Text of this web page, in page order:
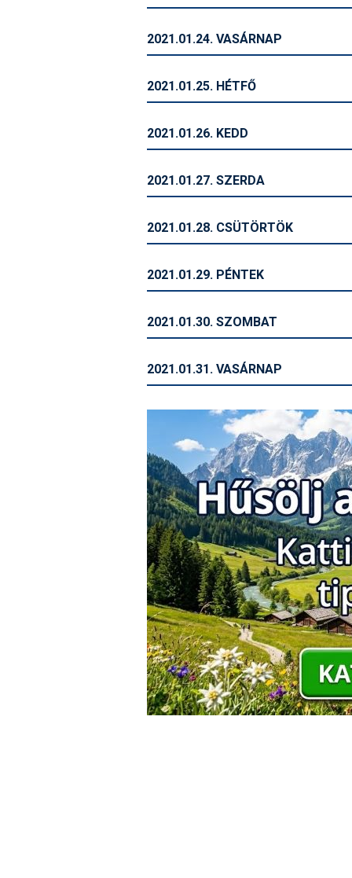
2021.01.24. VASÁRNAP
2021.01.25. HÉTFŐ
2021.01.26. KEDD
2021.01.27. SZERDA
2021.01.28. CSÜTÖRTÖK
2021.01.29. PÉNTEK
2021.01.30. SZOMBAT
2021.01.31. VASÁRNAP